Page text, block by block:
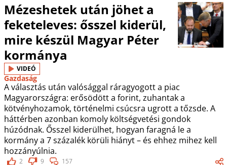
Mézeshetek után jöhet a
feketeleves: ősszel kiderül,
mire készül Magyar Péter
kormánya
VIDEÓ
Gazdaság
A választás után valósággal ráragyogott a piac
Magyarországra: erősödött a forint, zuhantak a
kötvényhozamok, történelmi csúcsra ugrott a tőzsde. A
háttérben azonban komoly költségvetési gondok
húzódnak. Ősszel kiderülhet, hogyan faragná le a
kormány a 7 százalék körüli hiányt – és ehhez mihez kell
hozzányúlnia.
2 9 157